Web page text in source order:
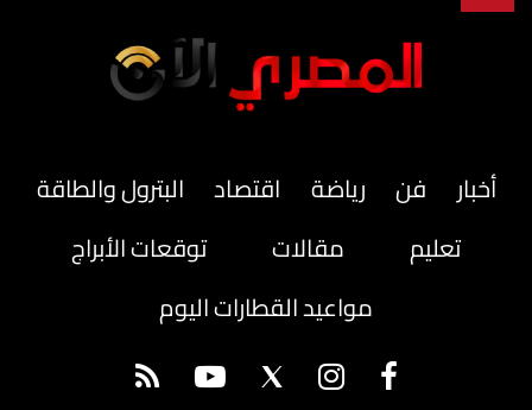
أخبار فن رياضة اقتصاد
البترول والطاقة
تعليم
مقالات
توقعات الأبراج
مواعيد القطارات اليوم